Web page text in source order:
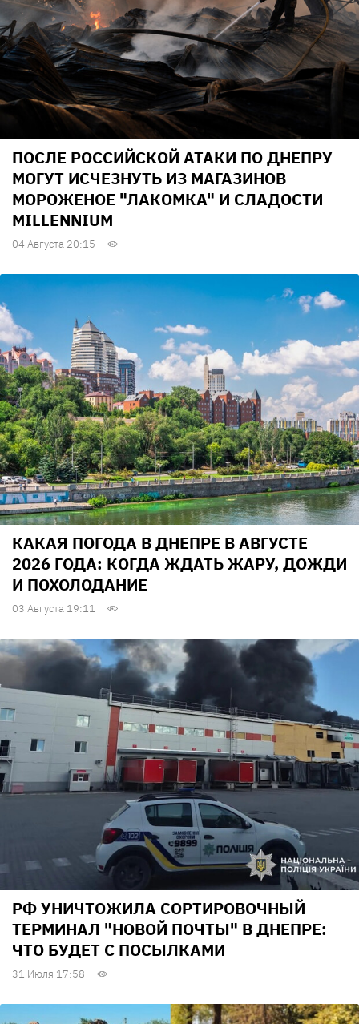
ПОСЛЕ РОССИЙСКОЙ АТАКИ ПО ДНЕПРУ
МОГУТ ИСЧЕЗНУТЬ ИЗ МАГАЗИНОВ
МОРОЖЕНОЕ "ЛАКОМКА" И СЛАДОСТИ
MILLENNIUM
04 Августа 20:15
КАКАЯ ПОГОДА В ДНЕПРЕ В АВГУСТЕ
2026 ГОДА: КОГДА ЖДАТЬ ЖАРУ, ДОЖДИ
И ПОХОЛОДАНИЕ
03 Августа 19:11
РФ УНИЧТОЖИЛА СОРТИРОВОЧНЫЙ
ТЕРМИНАЛ "НОВОЙ ПОЧТЫ" В ДНЕПРЕ:
ЧТО БУДЕТ С ПОСЫЛКАМИ
31 Июля 17:58